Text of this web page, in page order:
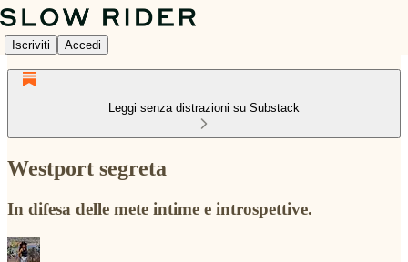
Iscriviti Accedi
Leggi senza distrazioni su Substack
Westport segreta
In difesa delle mete intime e introspettive.